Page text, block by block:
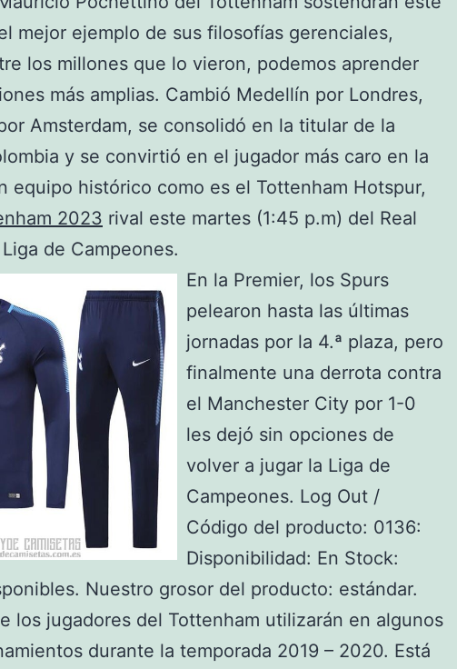
mejor ejemplo de sus filosofías gerenciales,
los millones que lo vieron, podemos aprender
más amplias. Cambió Medellín por Londres,
Amsterdam, se consolidó en la titular de la
y se convirtió en el jugador más caro en la
equipo histórico como es el Tottenham Hotspur,
2023 rival este martes (1:45 p.m) del Real
de Campeones.
En la Premier, los Spurs
pelearon hasta las últimas
jornadas por la 4.ª plaza, pero
finalmente una derrota contra
el Manchester City por 1-0
les dejó sin opciones de
volver a jugar la Liga de
Campeones. Log Out /
Código del producto: 0136:
Disponibilidad: En Stock:
Nuestro grosor del producto: estándar.
los jugadores del Tottenham utilizarán en algunos
durante la temporada 2019 – 2020. Está